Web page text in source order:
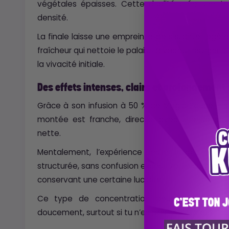
végétales épaisses. Cette dualité crée une
densité.
La finale laisse une empreinte persistante,
fraîcheur qui nettoie le palais. La vapeur est
la vivacité initiale.
Des effets intenses, clairs et profondément
Grâce à son infusion à 50 % de Magic Sauce,
montée est franche, directe, avec une
nette.
Mentalement, l’expérience reste stable. On
structurée, sans confusion excessive. Le corps
conservant une certaine lucidité.
Ce type de concentration peut surprendre.
doucement, surtout si tu n’es pas habitué aux